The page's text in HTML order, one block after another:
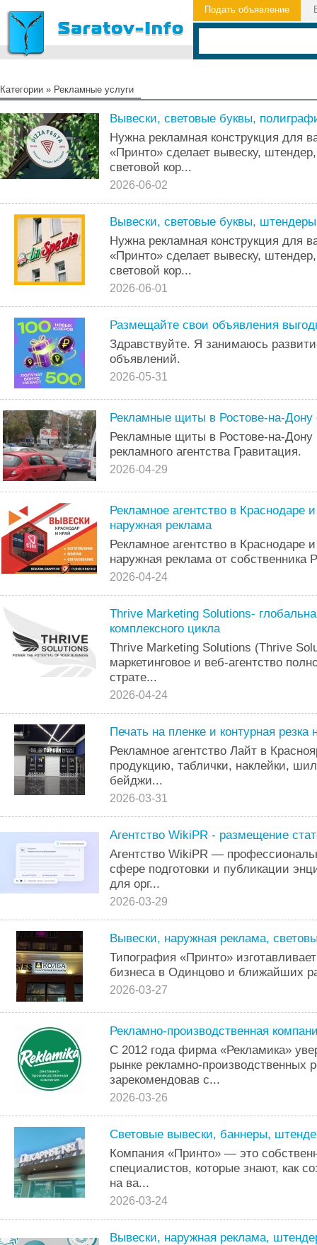
Подать объявление
Категории » Рекламные услуги
Вывески, световые буквы,
Нужна рекламная конструкция для
«Принто» сделает вывеску,
световой кор...
2026-06-02
Вывески, световые буквы, штендеры
Нужна рекламная конструкция для
«Принто» сделает вывеску,
световой кор...
2026-06-01
Размещайте свои объявления
Здравствуйте. Я занимаюсь
объявлений.
2026-05-31
Рекламные щиты в Ростове-на-Дону
Рекламные щиты в Ростове-на-Дону
рекламного агентства Гравитация.
2026-04-29
Рекламное агентство в
наружная реклама
Рекламное агентство в Краснодаре
наружная реклама от собственника
2026-04-24
Thrive Marketing Solutions-
комплексного цикла
Thrive Marketing Solutions (Thrive
маркетинговое и веб-агентство
страте...
2026-04-24
Печать на пленке и контурная резка
Рекламное агентство Лайт в
продукцию, таблички, наклейки,
бейджи...
2026-03-31
Агентство WikiPR - размещение
Агентство WikiPR —
сфере подготовки и публикации
для орг...
2026-03-29
Вывески, наружная реклама,
Типография «Принто»
бизнеса в Одинцово и ближайших
2026-03-27
Рекламно-производственная
С 2012 года фирма «Рекламика»
рынке рекламно-
зарекомендовав с...
2026-03-26
Световые вывески, баннеры,
Компания «Принто» — это
специалистов, которые знают, как
на ва...
2026-03-24
Вывески, наружная реклама,